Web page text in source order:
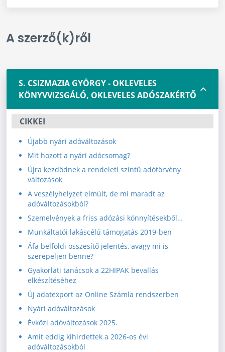
A szerző(k)ről
S. CSIZMAZIA GYÖRGY - OKLEVELES
KÖNYVVIZSGÁLÓ, OKLEVELES ADÓSZAKÉRTŐ
CIKKEI
Újabb nyári adóváltozások
Mit hozott a nyári adócsomag?
Újra kezdődnek a rendeleti szintű adótörvény
változások
A veszélyhelyzet elmúlt, de mi maradt az
adóváltozásokból?
Szemelvények a friss adózási könnyítésekből…
Munkáltatói lakáscélú támogatás 2019-ben
Áfa belföldi összesítő jelentés, avagy mi is
szerepeljen benne?
Gyakorlati tanácsok a 22HIPAK bevallás
elkészítéséhez
Új adatexport az Online Számla rendszerben
Nyári adóváltozások
Évközi adóváltozások 2025.
Amit eddig kihirdettek a 2026-os évi
adóváltozásokból